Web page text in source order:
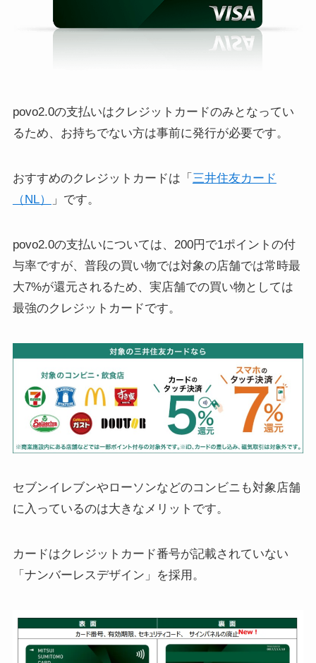
povo2.0の支払いはクレジットカードのみとなってい
るため、お持ちでない方は事前に発行が必要です。
おすすめのクレジットカードは「 三井住友カード
（NL）
」です。
povo2.0の支払いについては、200円で1ポイントの付
与率ですが、普段の買い物では対象の店舗では常時最
大7%が還元されるため、実店舗での買い物としては
最強のクレジットカードです。
セブンイレブンやローソンなどのコンビニも対象店舗
に入っているのは大きなメリットです。
カードはクレジットカード番号が記載されていない
「ナンバーレスデザイン」を採用。